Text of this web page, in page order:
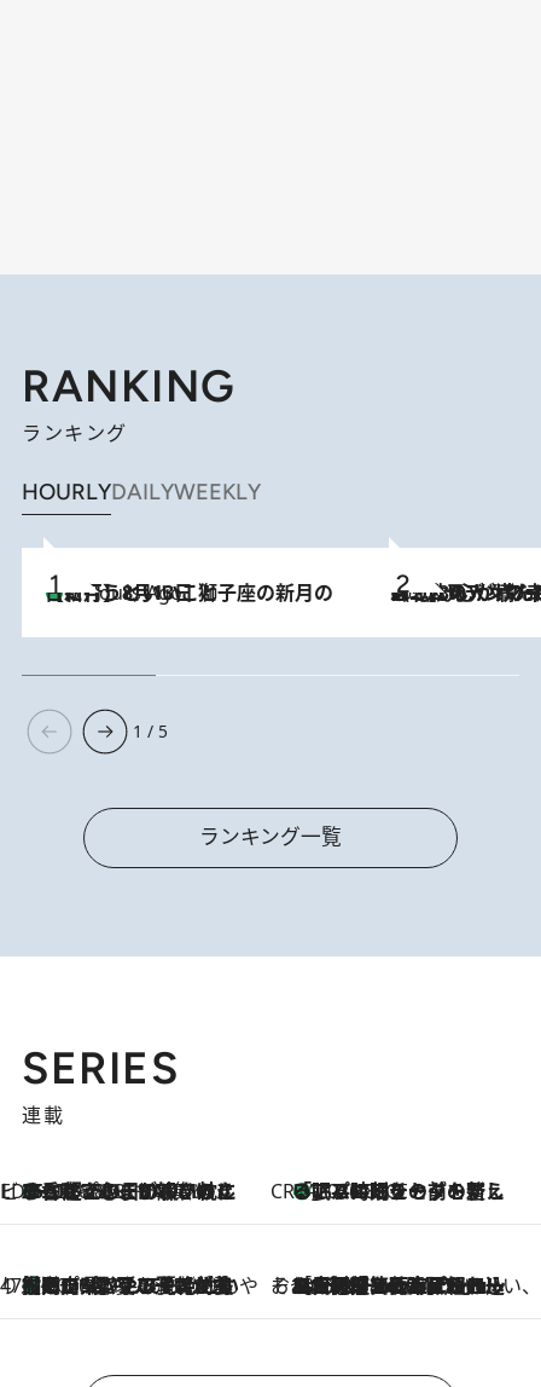
RANKING
ランキング
HOURLYDAILYWEEKLY
5 Hours Ago
【新月】8月13日 獅子座の新月の日に行うといいこと 2026.8.8
《北欧の人々の幸福度が高いのは…》元デンマーク親善大使が出会った“心が満たされる暮らし”「いいかげんにヒュッゲしなさい！」
1 / 5
ランキング一覧
SERIES
連載
ビューティいいもの集め EDITORS' BEST
2026.8.10
35℃超えの日の夜、枕にひと吹き！ BAUMのルームスプレーが、ひのきの香りで心まで解きほぐす CREA'S CHOICE
2026.8.10
「眠る時刻をセットする」——眠りの前を整える、バルミューダの新しいアプローチ
47都道府県の手みやげ ひんやりスイーツで夏を満喫
2026.8.10
【岡山県】この夏絶対食べたい 冷やしておいしいおやつ3選 フルーツが主役のプリンやアイスが勢揃い そおだよおこの関西おいしい、おやつ紀行
2026.8.9
［大阪府箕面市］一皿一皿目の前で仕上げられる、料理を巧みに組み込んだアシェットデセールコース「ミチル アシェット デセール（Michiru assiette dessert）」